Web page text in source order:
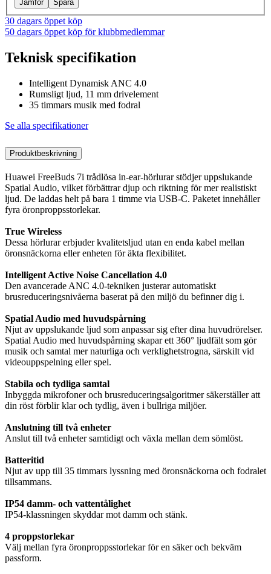
Jämför Spara
30 dagars öppet köp
50 dagars öppet köp för klubbmedlemmar
Teknisk specifikation
Intelligent Dynamisk ANC 4.0
Rumsligt ljud, 11 mm drivelement
35 timmars musik med fodral
Se alla specifikationer
Produktbeskrivning
Huawei FreeBuds 7i trådlösa in-ear-hörlurar stödjer uppslukande
Spatial Audio, vilket förbättrar djup och riktning för mer realistiskt
ljud. De laddas helt på bara 1 timme via USB-C. Paketet innehåller
fyra öronproppsstorlekar.
True Wireless
Dessa hörlurar erbjuder kvalitetsljud utan en enda kabel mellan
öronsnäckorna eller enheten för äkta flexibilitet.
Intelligent Active Noise Cancellation 4.0
Den avancerade ANC 4.0-tekniken justerar automatiskt
brusreduceringsnivåerna baserat på den miljö du befinner dig i.
Spatial Audio med huvudspårning
Njut av uppslukande ljud som anpassar sig efter dina huvudrörelser.
Spatial Audio med huvudspårning skapar ett 360° ljudfält som gör
musik och samtal mer naturliga och verklighetstrogna, särskilt vid
videouppspelning eller spel.
Stabila och tydliga samtal
Inbyggda mikrofoner och brusreduceringsalgoritmer säkerställer att
din röst förblir klar och tydlig, även i bullriga miljöer.
Anslutning till två enheter
Anslut till två enheter samtidigt och växla mellan dem sömlöst.
Batteritid
Njut av upp till 35 timmars lyssning med öronsnäckorna och fodralet
tillsammans.
IP54 damm- och vattentålighet
IP54-klassningen skyddar mot damm och stänk.
4 proppstorlekar
Välj mellan fyra öronproppsstorlekar för en säker och bekväm
passform.